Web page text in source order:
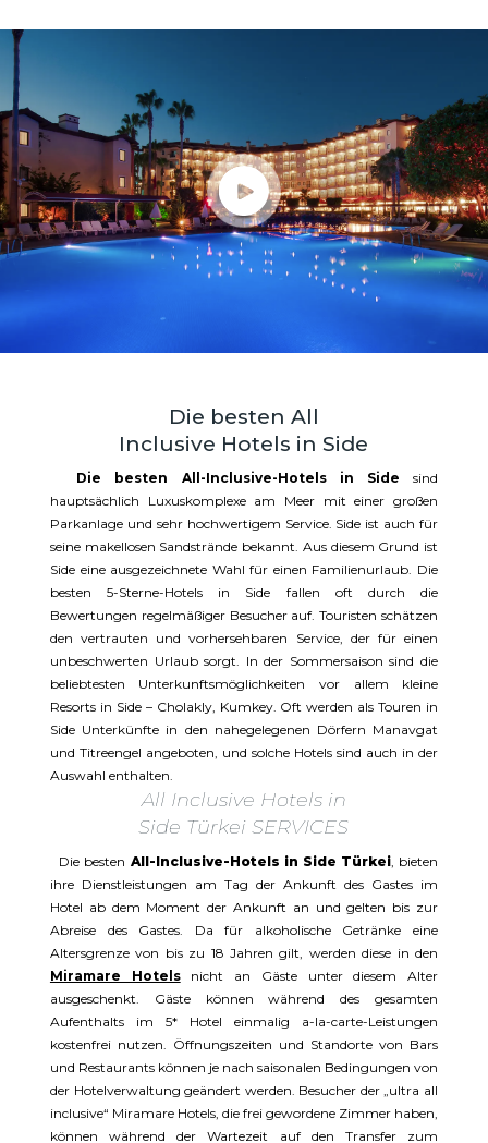
Die besten All
Inclusive Hotels in Side
Die besten All-Inclusive-Hotels in Side sind
hauptsächlich Luxuskomplexe am Meer mit einer großen
Parkanlage und sehr hochwertigem Service. Side ist auch für
seine makellosen Sandstrände bekannt. Aus diesem Grund ist
Side eine ausgezeichnete Wahl für einen Familienurlaub. Die
besten 5-Sterne-Hotels in Side fallen oft durch die
Bewertungen regelmäßiger Besucher auf. Touristen schätzen
den vertrauten und vorhersehbaren Service, der für einen
unbeschwerten Urlaub sorgt. In der Sommersaison sind die
beliebtesten Unterkunftsmöglichkeiten vor allem kleine
Resorts in Side – Cholakly, Kumkey. Oft werden als Touren in
Side Unterkünfte in den nahegelegenen Dörfern Manavgat
und Titreengel angeboten, und solche Hotels sind auch in der
Auswahl enthalten.
All Inclusive Hotels in
Side Türkei SERVICES
Die besten All-Inclusive-Hotels in Side Türkei, bieten
ihre Dienstleistungen am Tag der Ankunft des Gastes im
Hotel ab dem Moment der Ankunft an und gelten bis zur
Abreise des Gastes. Da für alkoholische Getränke eine
Altersgrenze von bis zu 18 Jahren gilt, werden diese in den
Miramare Hotels
nicht an Gäste unter diesem Alter
ausgeschenkt. Gäste können während des gesamten
Aufenthalts im 5* Hotel einmalig a-la-carte-Leistungen
kostenfrei nutzen. Öffnungszeiten und Standorte von Bars
und Restaurants können je nach saisonalen Bedingungen von
der Hotelverwaltung geändert werden. Besucher der „ultra all
inclusive“ Miramare Hotels, die frei gewordene Zimmer haben,
können während der Wartezeit auf den Transfer zum